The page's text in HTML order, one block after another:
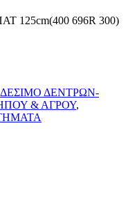
696R 300)
ΔΕΣΙΜΟ ΔΕΝΤΡΩΝ-
& ΑΓΡΟΥ,